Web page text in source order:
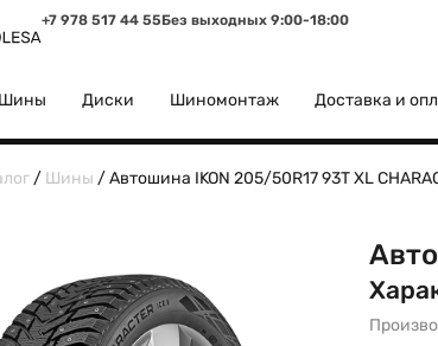
+7 978 517 44 55Без выходных 9:00-18:00
Шины Диски Шиномонтаж Доставка и
/ Шины / Автошина IKON 205/50R17 93T XL